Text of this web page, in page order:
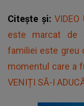
Citește și:
este marcat de
familiei este greu
momentul care a
VENIȚI SĂ-I